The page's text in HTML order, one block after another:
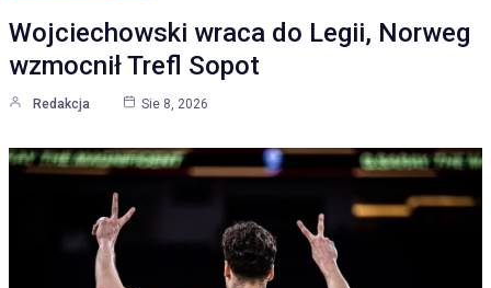
Wojciechowski wraca do Legii, Norweg
wzmocnił Trefl Sopot
Redakcja Sie 8, 2026